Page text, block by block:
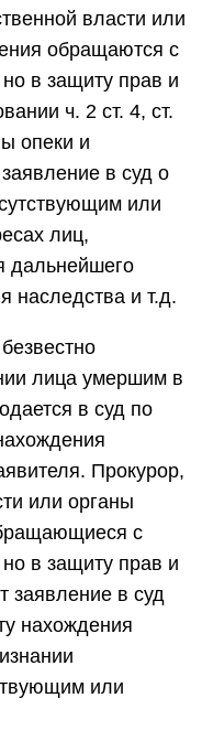
власти или
обращаются с
в защиту прав и
ч. 2 ст. 4, ст.
опеки и
в суд о
или
лиц,
дальнейшего
наследства и т.д.
лица умершим в
в суд по
Прокурор,
или органы
с
в защиту прав и
заявление в суд
нахождения
или